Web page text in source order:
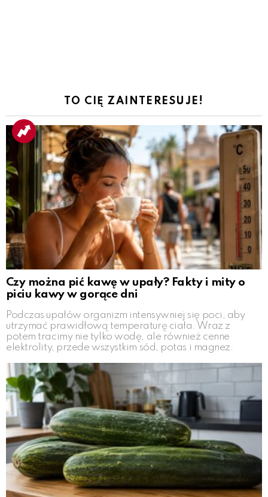
TO CIĘ ZAINTERESUJE!
Czy można pić kawę w upały? Fakty i mity o
piciu kawy w gorące dni
Podczas upałów organizm intensywniej się poci, aby
utrzymać prawidłową temperaturę ciała. Wraz z
potem tracimy nie tylko wodę, ale również cenne
elektrolity, przede wszystkim sód, potas i magnez.